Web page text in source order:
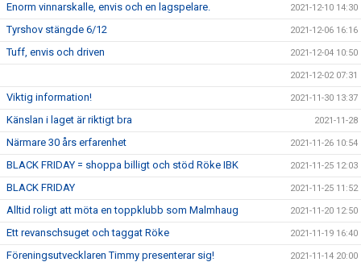
Enorm vinnarskalle, envis och en lagspelare. 2021-12-10 14:30
Tyrshov stängde 6/12 2021-12-06 16:16
Tuff, envis och driven 2021-12-04 10:50
2021-12-02 07:31
Viktig information! 2021-11-30 13:37
Känslan i laget är riktigt bra 2021-11-28
Närmare 30 års erfarenhet 2021-11-26 10:54
BLACK FRIDAY = shoppa billigt och stöd Röke IBK 2021-11-25 12:03
BLACK FRIDAY 2021-11-25 11:52
Alltid roligt att möta en toppklubb som Malmhaug 2021-11-20 12:50
Ett revanschsuget och taggat Röke 2021-11-19 16:40
Föreningsutvecklaren Timmy presenterar sig! 2021-11-14 20:00